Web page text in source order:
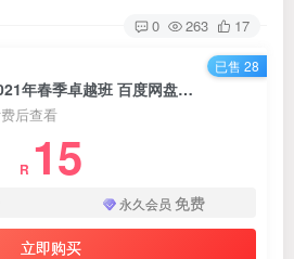
0 263 17
蘑菇培优 一年级数学2021年春季卓越班 百度网盘下载
后查看
R 15
永久会员 免费
立即购买
已售 28